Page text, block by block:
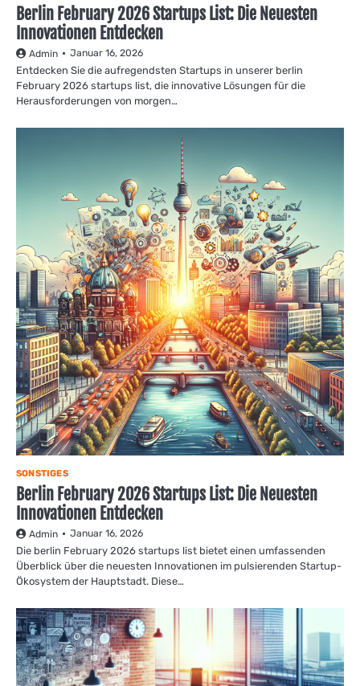
Berlin February 2026 Startups List: Die Neuesten
Innovationen Entdecken
Admin Januar 16, 2026
Entdecken Sie die aufregendsten Startups in unserer berlin
February 2026 startups list, die innovative Lösungen für die
Herausforderungen von morgen…
SONSTIGES
Berlin February 2026 Startups List: Die Neuesten
Innovationen Entdecken
Admin Januar 16, 2026
Die berlin February 2026 startups list bietet einen umfassenden
Überblick über die neuesten Innovationen im pulsierenden Startup-
Ökosystem der Hauptstadt. Diese…